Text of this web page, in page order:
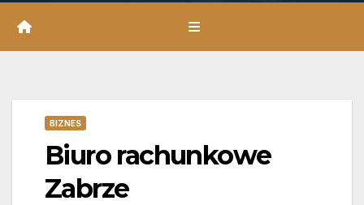
BIZNES
Biuro rachunkowe
Zabrze